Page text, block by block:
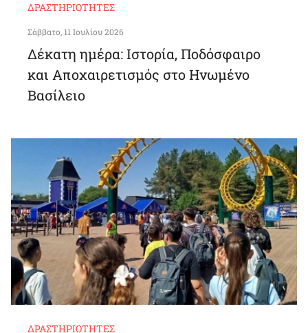
ΔΡΑΣΤΗΡΙΌΤΗΤΕΣ
Σάββατο, 11 Ιουλίου 2026
Δέκατη ημέρα: Ιστορία, Ποδόσφαιρο
και Αποχαιρετισμός στο Ηνωμένο
Βασίλειο
ΔΡΑΣΤΗΡΙΌΤΗΤΕΣ